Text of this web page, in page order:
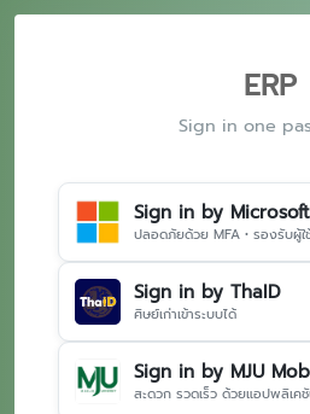
ERP
Sign in one
Sign in by
ปลอดภัยด้วย MFA • รองรับผู้ใ
Sign in by ThaID
ศิษย์เก่าเข้าระบบได้
Sign in by MJU
สะดวก รวดเร็ว ด้วยแอปพลิเค